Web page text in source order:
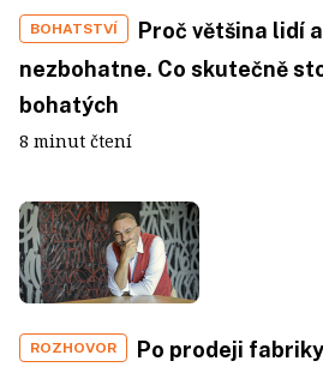
BOHATSTVÍ
Proč většina lidí
nezbohatne. Co skutečně
bohatých
8 minut čtení
ROZHOVOR
Po prodeji